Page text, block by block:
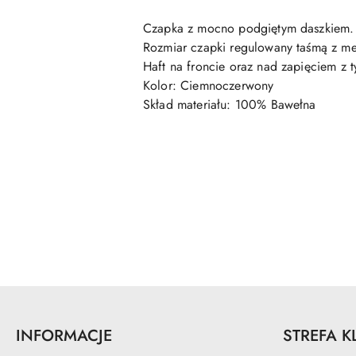
Czapka z mocno podgiętym daszkiem.
Rozmiar czapki regulowany taśmą z
Haft na froncie oraz nad zapięciem z
Kolor: Ciemnoczerwony
Skład materiału: 100% Bawełna
INFORMACJE STREFA